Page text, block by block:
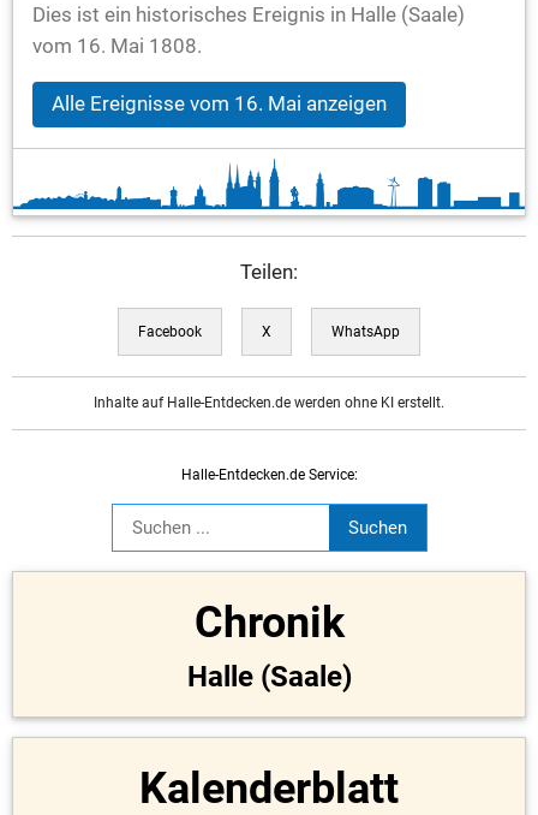
Dies ist ein historisches Ereignis in Halle (Saale)
vom 16. Mai 1808.
Alle Ereignisse vom 16. Mai anzeigen
Teilen:
Facebook X WhatsApp
Inhalte auf Halle-Entdecken.de werden ohne KI erstellt.
Halle-Entdecken.de Service:
Chronik
Halle (Saale)
Kalenderblatt